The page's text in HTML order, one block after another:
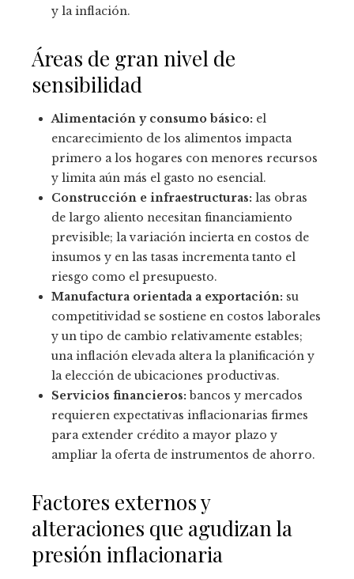
y la inflación.
Áreas de gran nivel de
sensibilidad
Alimentación y consumo básico: el
encarecimiento de los alimentos impacta
primero a los hogares con menores recursos
y limita aún más el gasto no esencial.
Construcción e infraestructuras: las obras
de largo aliento necesitan financiamiento
previsible; la variación incierta en costos de
insumos y en las tasas incrementa tanto el
riesgo como el presupuesto.
Manufactura orientada a exportación: su
competitividad se sostiene en costos laborales
y un tipo de cambio relativamente estables;
una inflación elevada altera la planificación y
la elección de ubicaciones productivas.
Servicios financieros: bancos y mercados
requieren expectativas inflacionarias firmes
para extender crédito a mayor plazo y
ampliar la oferta de instrumentos de ahorro.
Factores externos y
alteraciones que agudizan la
presión inflacionaria